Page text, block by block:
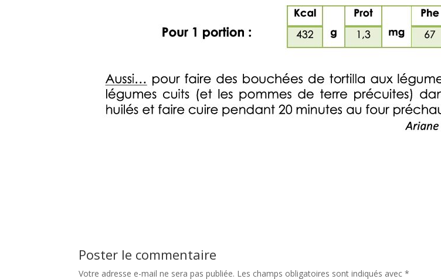
Poster le commentaire
Votre adresse e-mail ne sera pas publiée. Les champs obligatoires sont indiqués avec*